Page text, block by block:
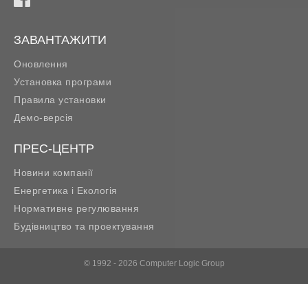
ЗАВАНТАЖИТИ
Оновлення
Установка програми
Правила установки
Демо-версія
ПРЕС-ЦЕНТР
Новини компанії
Енергетика і Екологія
Нормативне регулювання
Будівництво та проектування
© 1992 - 2026 Computer Logic Group